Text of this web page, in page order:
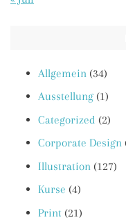
Allgemein (34)
Ausstellung (1)
Categorized (2)
Corporate Design
Illustration (127)
Kurse (4)
Print (21)